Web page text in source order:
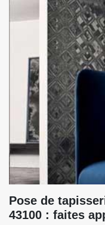
Pose de
43100 : faites